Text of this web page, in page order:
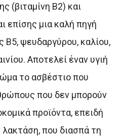
(βιταμίνη Β2) και
επίσης μια καλή πηγή
Β5, ψευδαργύρου, καλίου,
Αποτελεί έναν υγιή
το ασβέστιο που
που δεν μπορούν
προϊόντα, επειδή
λακτάση, που διασπά τη